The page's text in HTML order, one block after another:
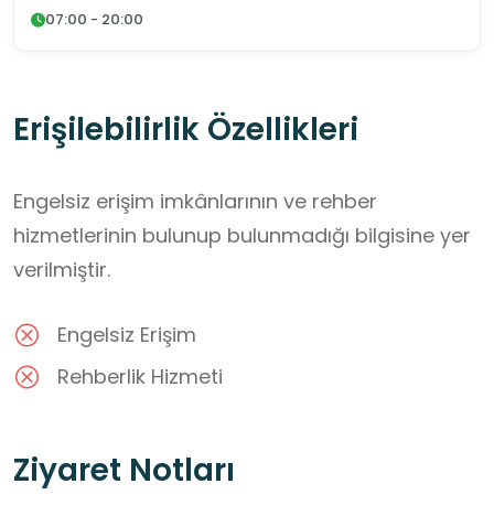
07:00 - 20:00
Erişilebilirlik Özellikleri
Engelsiz erişim imkânlarının ve rehber
hizmetlerinin bulunup bulunmadığı bilgisine yer
verilmiştir.
Engelsiz Erişim
Rehberlik Hizmeti
Ziyaret Notları